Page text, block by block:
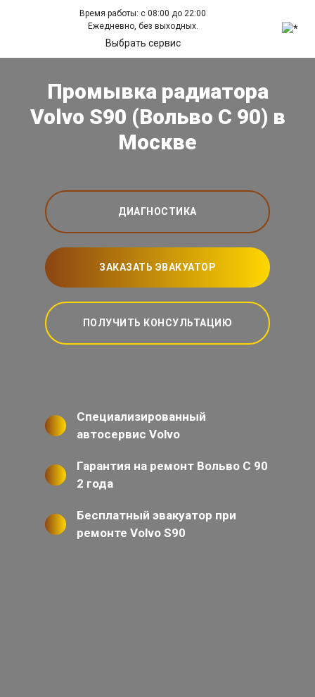
Время работы: с 08:00 до 22:00
Ежедневно, без выходных.
Выбрать сервис
Промывка радиатора
Volvo S90 (Вольво С 90) в
Москве
ДИАГНОСТИКА
ЗАКАЗАТЬ ЭВАКУАТОР
ПОЛУЧИТЬ КОНСУЛЬТАЦИЮ
Специализированный
автосервис Volvo
Гарантия на ремонт Вольво С 90
2 года
Бесплатный эвакуатор при
ремонте Volvo S90